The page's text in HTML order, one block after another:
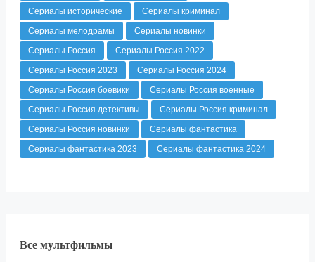
Сериалы исторические
Сериалы криминал
Сериалы мелодрамы
Сериалы новинки
Сериалы Россия
Сериалы Россия 2022
Сериалы Россия 2023
Сериалы Россия 2024
Сериалы Россия боевики
Сериалы Россия военные
Сериалы Россия детективы
Сериалы Россия криминал
Сериалы Россия новинки
Сериалы фантастика
Сериалы фантастика 2023
Сериалы фантастика 2024
Все мультфильмы